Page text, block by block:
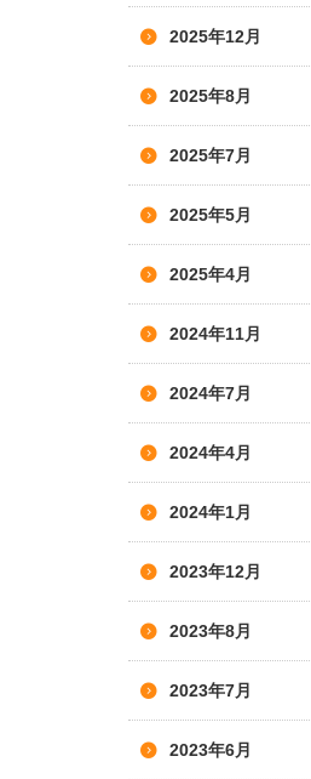
2025年12月
2025年8月
2025年7月
2025年5月
2025年4月
2024年11月
2024年7月
2024年4月
2024年1月
2023年12月
2023年8月
2023年7月
2023年6月